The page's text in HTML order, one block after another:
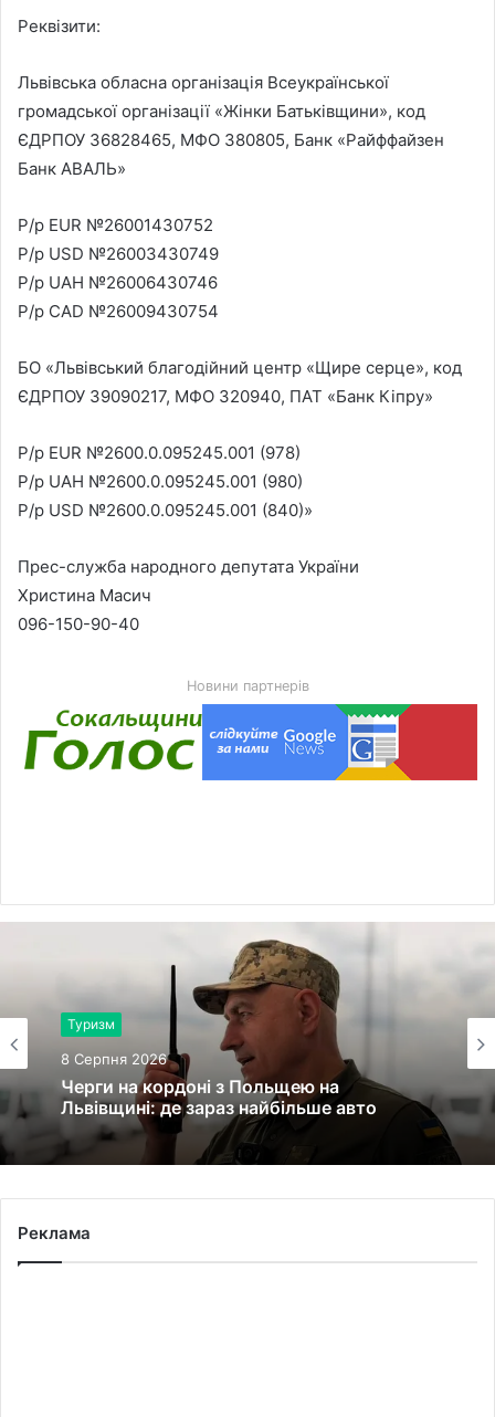
Реквізити:
Львівська обласна організація Всеукраїнської
громадської організації «Жінки Батьківщини», код
ЄДРПОУ 36828465, МФО 380805, Банк «Райффайзен
Банк АВАЛЬ»
Р/р EUR №26001430752
Р/р USD №26003430749
Р/р UAH №26006430746
Р/р CAD №26009430754
БО «Львівський благодійний центр «Щире серце», код
ЄДРПОУ 39090217, МФО 320940, ПАТ «Банк Кіпру»
Р/р EUR №2600.0.095245.001 (978)
Р/р UAH №2600.0.095245.001 (980)
Р/р USD №2600.0.095245.001 (840)»
Прес-служба народного депутата України
Христина Масич
096-150-90-40
Новини партнерів
Туризм
8 Серпня 2026
Черги на кордоні з Польщею на
Львівщині: де зараз найбільше авто
Реклама